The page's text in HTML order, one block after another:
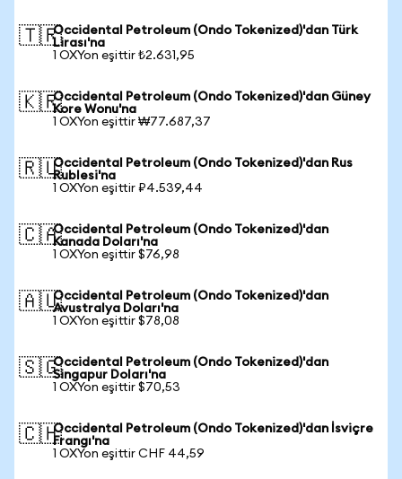
🇹🇷Occidental Petroleum (Ondo Tokenized)'dan Türk
Lirası'na
1 OXYon eşittir ₺2.631,95
🇰🇷Occidental Petroleum (Ondo Tokenized)'dan Güney
Kore Wonu'na
1 OXYon eşittir ₩77.687,37
🇷🇺Occidental Petroleum (Ondo Tokenized)'dan Rus
Rublesi'na
1 OXYon eşittir ₽4.539,44
🇨🇦Occidental Petroleum (Ondo Tokenized)'dan
Kanada Doları'na
1 OXYon eşittir $76,98
🇦🇺Occidental Petroleum (Ondo Tokenized)'dan
Avustralya Doları'na
1 OXYon eşittir $78,08
🇸🇬Occidental Petroleum (Ondo Tokenized)'dan
Singapur Doları'na
1 OXYon eşittir $70,53
🇨🇭Occidental Petroleum (Ondo Tokenized)'dan İsviçre
Frangı'na
1 OXYon eşittir CHF 44,59